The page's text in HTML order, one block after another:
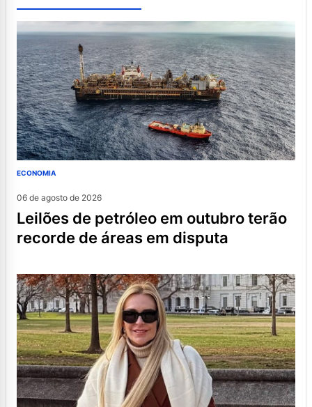
ECONOMIA
06 de agosto de 2026
leilões de petróleo em outubro terão
recorde de áreas em disputa